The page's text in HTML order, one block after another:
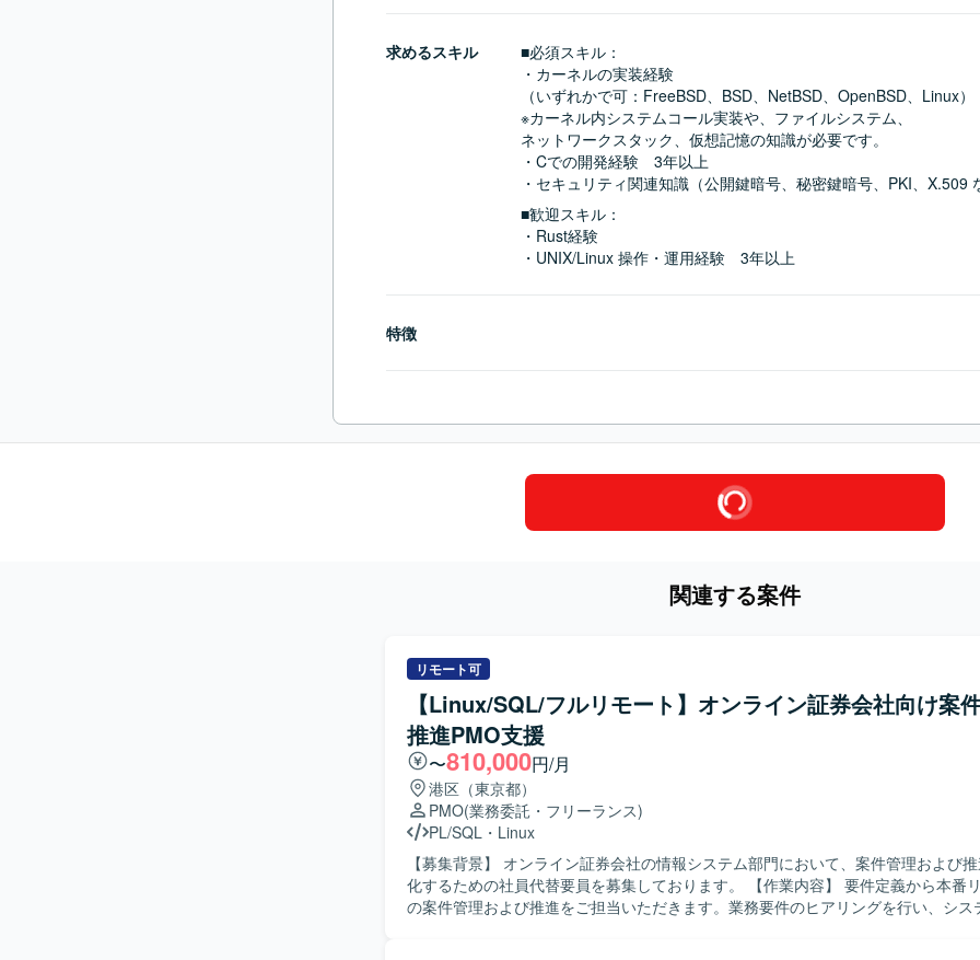
求めるスキル
■必須スキル：
・カーネルの実装経験
（いずれかで可：FreeBSD、BSD、NetBSD、OpenBSD、Linux）
※カーネル内システムコール実装や、ファイルシステム、
ネットワークスタック、仮想記憶の知識が必要です。
・Cでの開発経験　3年以上
・セキュリティ関連知識（公開鍵暗号、秘密鍵暗号、PKI、X.509
■歓迎スキル：
・Rust経験
・UNIX/Linux 操作・運用経験　3年以上
特徴
関連する案件
リモート可
【Linux/SQL/フルリモート】オンライン証券会社向け案
推進PMO支援
〜810,000円/月
港区（東京都）
PMO(業務委託・フリーランス)
PL/SQL ・ Linux
【募集背景】 オンライン証券会社の情報システム部門において、案件管理および
化するための社員代替要員を募集しております。 【作業内容】 要件定義から本番リリースまで
の案件管理および推進をご担当いただきます。業務要件のヒアリングを行い、シス